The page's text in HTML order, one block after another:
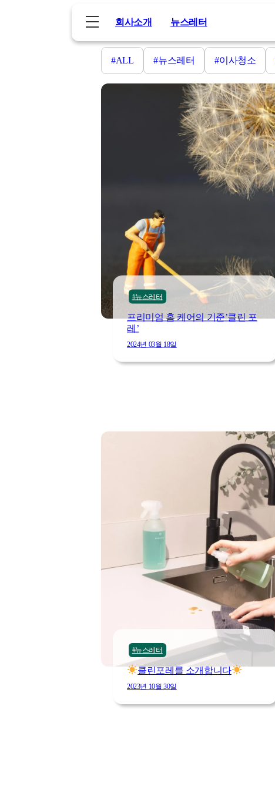
회사소개 뉴스레터
#ALL #뉴스레터 #이사청소
#뉴스레터
프리미엄 홈 케어의 기준’클린 포
레’
2024년 03월 18일
#뉴스레터
클린포레를 소개합니다
2023년 10월 30일